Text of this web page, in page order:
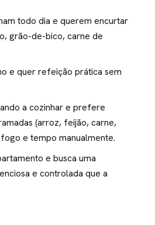
todo dia e querem encurtar
grão-de-bico, carne de
e quer refeição prática sem
a cozinhar e prefere
(arroz, feijão, carne,
e tempo manualmente.
e busca uma
e controlada que a